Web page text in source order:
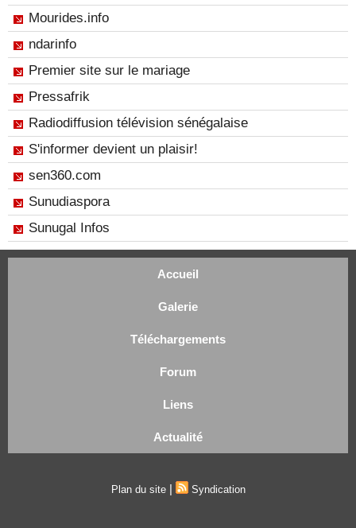
Mourides.info
ndarinfo
Premier site sur le mariage
Pressafrik
Radiodiffusion télévision sénégalaise
S'informer devient un plaisir!
sen360.com
Sunudiaspora
Sunugal Infos
Accueil
Galerie
Téléchargements
Forum
Liens
Actualité
Plan du site | Syndication